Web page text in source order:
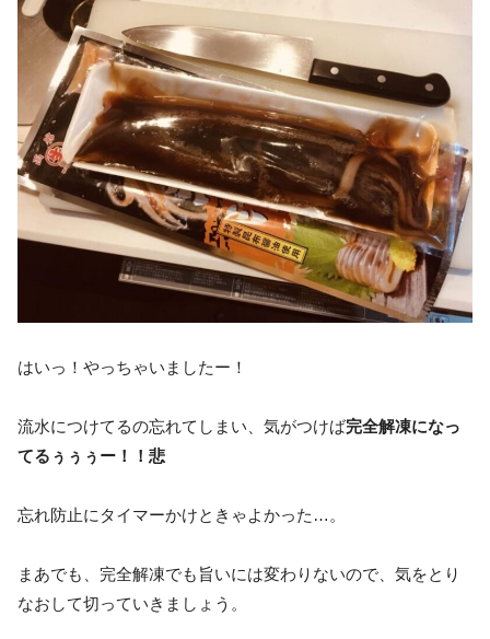
はいっ！やっちゃいましたー！
流水につけてるの忘れてしまい、気がつけば完全解凍になっ
てるぅぅぅー！！悲
忘れ防止にタイマーかけときゃよかった…。
まあでも、完全解凍でも旨いには変わりないので、気をとり
なおして切っていきましょう。